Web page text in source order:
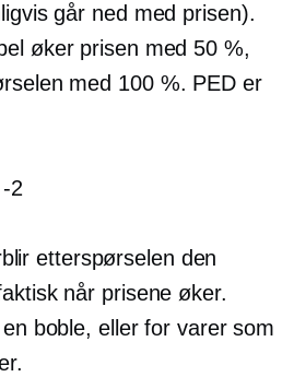
går ned med prisen).
øker prisen med 50 %,
med 100 %. PED er
-2
etterspørselen den
når prisene øker.
boble, eller for varer som